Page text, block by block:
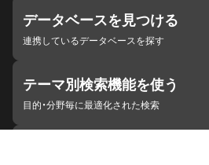
データベースを見つける
連携しているデータベースを探す
テーマ別検索機能を使う
目的・分野毎に最適化された検索